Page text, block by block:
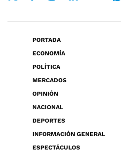
PORTADA
ECONOMÍA
POLÍTICA
MERCADOS
OPINIÓN
NACIONAL
DEPORTES
INFORMACIÓN GENERAL
ESPECTÁCULOS